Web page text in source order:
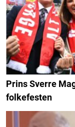
Prins Sverre
folkefesten